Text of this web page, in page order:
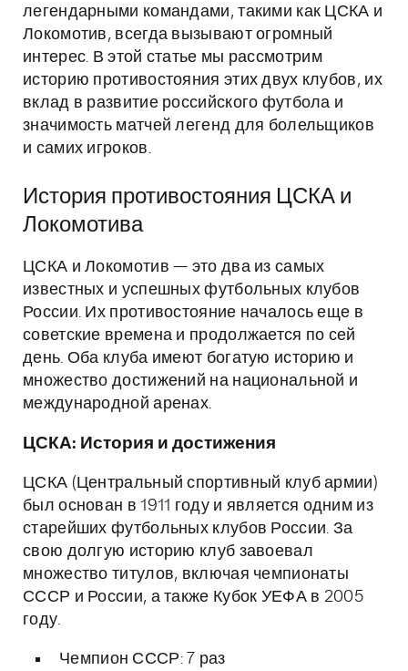
легендарными командами, такими как ЦСКА и
Локомотив, всегда вызывают огромный
интерес. В этой статье мы рассмотрим
историю противостояния этих двух клубов, их
вклад в развитие российского футбола и
значимость матчей легенд для болельщиков
и самих игроков.
История противостояния ЦСКА и
Локомотива
ЦСКА и Локомотив — это два из самых
известных и успешных футбольных клубов
России. Их противостояние началось еще в
советские времена и продолжается по сей
день. Оба клуба имеют богатую историю и
множество достижений на национальной и
международной аренах.
ЦСКА: История и достижения
ЦСКА (Центральный спортивный клуб армии)
был основан в 1911 году и является одним из
старейших футбольных клубов России. За
свою долгую историю клуб завоевал
множество титулов, включая чемпионаты
СССР и России, а также Кубок УЕФА в 2005
году.
Чемпион СССР: 7 раз